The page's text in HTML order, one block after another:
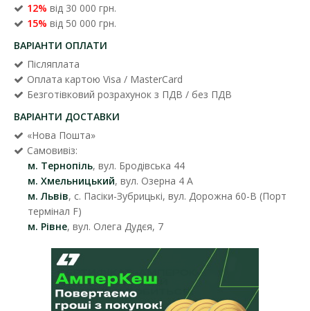
12% від 30 000 грн.
15% від 50 000 грн.
ВАРІАНТИ ОПЛАТИ
Післяплата
Оплата картою Visa / MasterCard
Безготівковий розрахунок з ПДВ / без ПДВ
ВАРІАНТИ ДОСТАВКИ
«Нова Пошта»
Самовивіз:
м. Тернопіль, вул. Бродівська 44
м. Хмельницький, вул. Озерна 4 А
м. Львів, с. Пасіки-Зубрицькі, вул. Дорожна 60-В (Порт
термінал F)
м. Рівне, вул. Олега Дудєя, 7